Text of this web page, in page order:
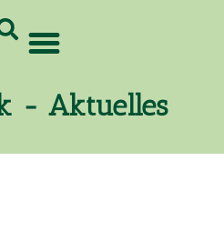
- Aktuelles